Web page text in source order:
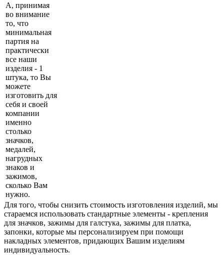
А, принимая
во внимание
то, что
минимальная
партия на
практически
все наши
изделия - 1
штука, то Вы
можете
изготовить для
себя и своей
компании
именно
столько
значков,
медалей,
нагрудных
знаков и
зажимов,
сколько Вам
нужно.
Для того, чтобы снизить стоимость изготовления изделий, мы
стараемся использовать стандартные элементы - крепления
для значков, зажимы для галстука, зажимы для платка,
запонки, которые мы персонализируем при помощи
накладных элементов, придающих Вашим изделиям
индивидуальность.